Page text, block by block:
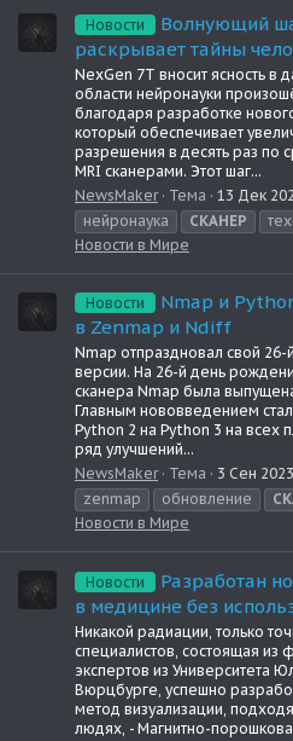
Новости
Волнующий
раскрывает тайны
NexGen 7T вносит ясность в
области нейронауки
благодаря разработке
который обеспечивает
разрешения в десять раз по
MRI сканерами. Этот шаг...
NewsMaker
Тема 13 Дек
нейронаука
СКАНЕР
Новости в Мире
Новости
Nmap и
в Zenmap и Ndiff
Nmap отпраздновал свой
версии. На 26-й день
сканера Nmap была
Главным нововведением
Python 2 на Python 3 на всех
ряд улучшений...
NewsMaker
Тема 3 Сен 2023
zenmap
обновление
Новости в Мире
Новости
Разработан
в медицине без
Никакой радиации, только
специалистов, состоящая из
экспертов из Университета
Вюрцбурге, успешно
метод визуализации,
людях, - Магнитно-